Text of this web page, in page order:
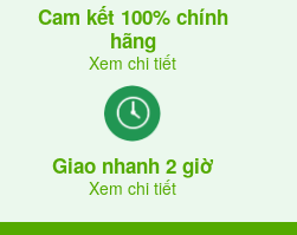
Cam kết 100% chính
hãng
Xem chi tiết
Giao nhanh 2 giờ
Xem chi tiết